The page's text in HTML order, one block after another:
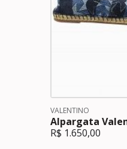
VALENTINO
Alpargata
R$ 1.650,00